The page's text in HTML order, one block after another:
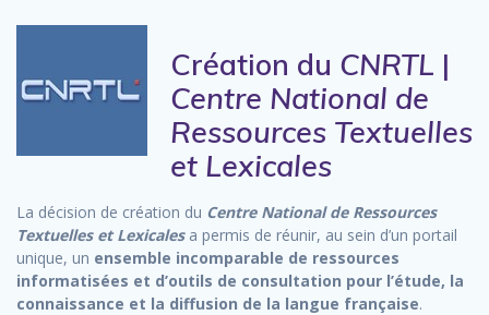
Création du CNRTL |
Centre National de
Ressources Textuelles
et Lexicales
La décision de création du Centre National de Ressources
Textuelles et Lexicalesa permis de réunir, au sein d’un portail
unique, un ensemble incomparable de ressources
informatisées et d’outils de consultation pour l’étude, la
connaissance et la diffusion de la langue française.